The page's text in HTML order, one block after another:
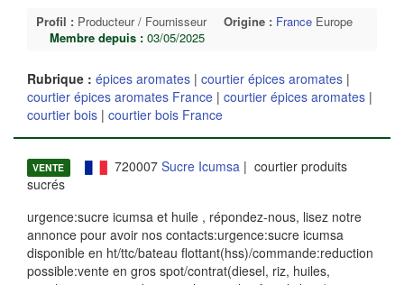
Profil : Producteur / Fournisseur Origine : France Europe
Membre depuis : 03/05/2025
Rubrique : épices aromates | courtier épices aromates |
courtier épices aromates France | courtier épices aromates |
courtier bois | courtier bois France
VENTE 720007 Sucre Icumsa | courtier produits
sucrés
urgence:sucre icumsa et huile , répondez-nous, lisez notre
annonce pour avoir nos contacts:urgence:sucre icumsa
disponible en ht/ttc/bateau flottant(hss)/commande:reduction
possible:vente en gros spot/contrat(diesel, riz, huiles,